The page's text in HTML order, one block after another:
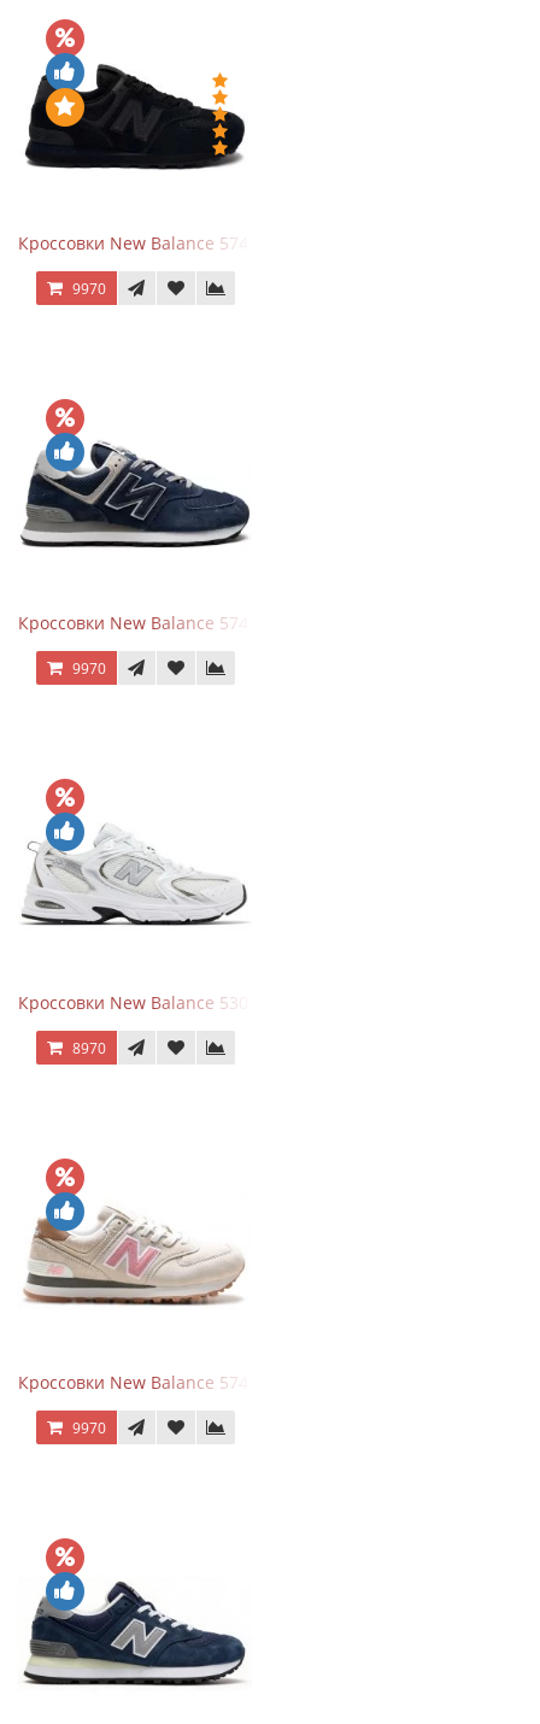
Кроссовки New Balance 574 All Black
9970
Кроссовки New Balance 574 Navy Blue Grey
9970
Кроссовки New Balance 530 White Silver Metallic
8970
Кроссовки New Balance 574 Power Beige Pink
9970